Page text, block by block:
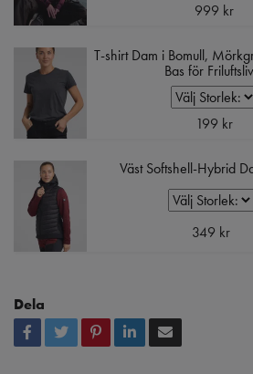
999 kr
T-shirt Dam i Bomull,
Bas för
199 kr
Väst Softshell-Hybrid
349 kr
Dela